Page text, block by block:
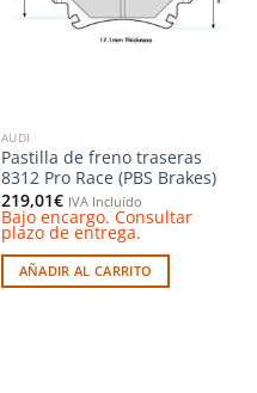
AUDI
Pastilla de freno traseras
8312 Pro Race (PBS Brakes)
219,01€ IVA Incluido
Bajo encargo. Consultar
plazo de entrega.
AÑADIR AL CARRITO